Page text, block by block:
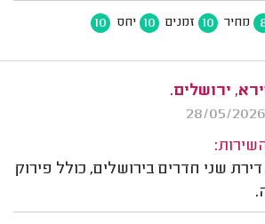
מחיר 10 זמנים 10 יחס 10
ירושלים.
שני חדרים בירושלים, כולל פירוק